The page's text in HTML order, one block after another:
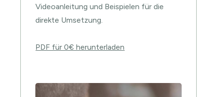
Videoanleitung und Beispielen für die
direkte Umsetzung.
PDF für 0€ herunterladen